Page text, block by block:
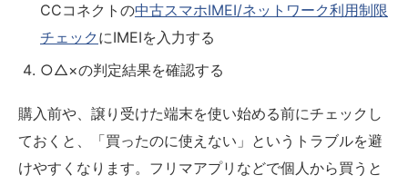
CCコネクトの中古スマホIMEI/ネットワーク利用制限
チェック にIMEIを入力する
○△×の判定結果を確認する
購入前や、譲り受けた端末を使い始める前にチェックし
ておくと、「買ったのに使えない」というトラブルを避
けやすくなります。フリマアプリなどで個人から買うと